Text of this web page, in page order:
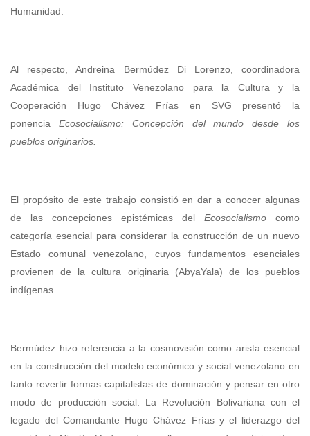
Humanidad.
Al respecto, Andreina Bermúdez Di Lorenzo, coordinadora
Académica del Instituto Venezolano para la Cultura y la
Cooperación Hugo Chávez Frías en SVG presentó la
ponencia Ecosocialismo: Concepción del mundo desde los
pueblos originarios.
El propósito de este trabajo consistió en dar a conocer algunas
de las concepciones epistémicas del Ecosocialismo como
categoría esencial para considerar la construcción de un nuevo
Estado comunal venezolano, cuyos fundamentos esenciales
provienen de la cultura originaria (AbyaYala) de los pueblos
indígenas.
Bermúdez hizo referencia a la cosmovisión como arista esencial
en la construcción del modelo económico y social venezolano en
tanto revertir formas capitalistas de dominación y pensar en otro
modo de producción social. La Revolución Bolivariana con el
legado del Comandante Hugo Chávez Frías y el liderazgo del